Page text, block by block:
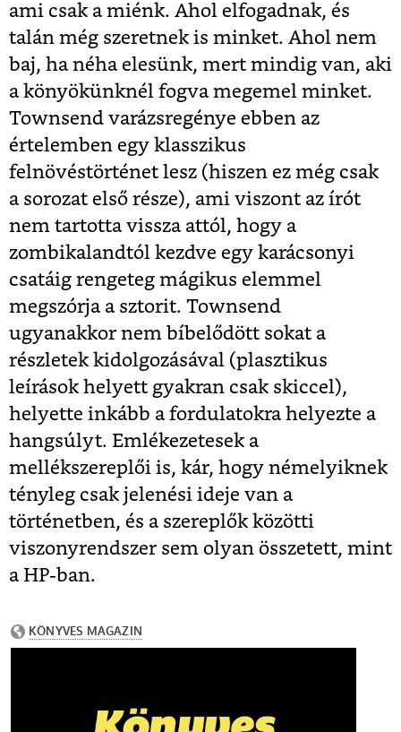
ami csak a miénk. Ahol elfogadnak, és
talán még szeretnek is minket. Ahol nem
baj, ha néha elesünk, mert mindig van, aki
a könyökünknél fogva megemel minket.
Townsend varázsregénye ebben az
értelemben egy klasszikus
felnövéstörténet lesz (hiszen ez még csak
a sorozat első része), ami viszont az írót
nem tartotta vissza attól, hogy a
zombikalandtól kezdve egy karácsonyi
csatáig rengeteg mágikus elemmel
megszórja a sztorit. Townsend
ugyanakkor nem bíbelődött sokat a
részletek kidolgozásával (plasztikus
leírások helyett gyakran csak skiccel),
helyette inkább a fordulatokra helyezte a
hangsúlyt. Emlékezetesek a
mellékszereplői is, kár, hogy némelyiknek
tényleg csak jelenési ideje van a
történetben, és a szereplők közötti
viszonyrendszer sem olyan összetett, mint
a HP-ban.